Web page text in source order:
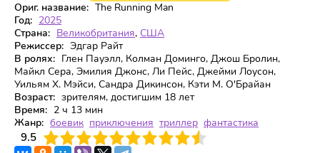
Ориг. название: The Running Man
Год: 2025
Страна: Великобритания, США
Режиссер: Эдгар Райт
В ролях: Глен Пауэлл, Колман Доминго, Джош Бролин,
Майкл Сера, Эмилия Джонс, Ли Пейс, Джейми Лоусон,
Уильям Х. Мэйси, Сандра Дикинсон, Кэти М. О'Брайан
Возраст: зрителям, достигшим 18 лет
Время: 2 ч 13 мин
Жанр: боевик приключения триллер фантастика
9.5
4 6 7 8 9 10